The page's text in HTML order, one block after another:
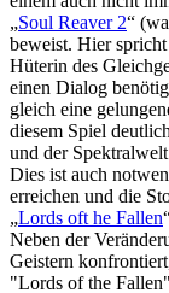
„Soul Reaver 2“
beweist. Hier
Hüterin des
einen Dialog
gleich eine
diesem Spiel
und der
Dies ist auch
erreichen und die
„Lords oft he Fallen
Neben der
Geistern
"Lords of the